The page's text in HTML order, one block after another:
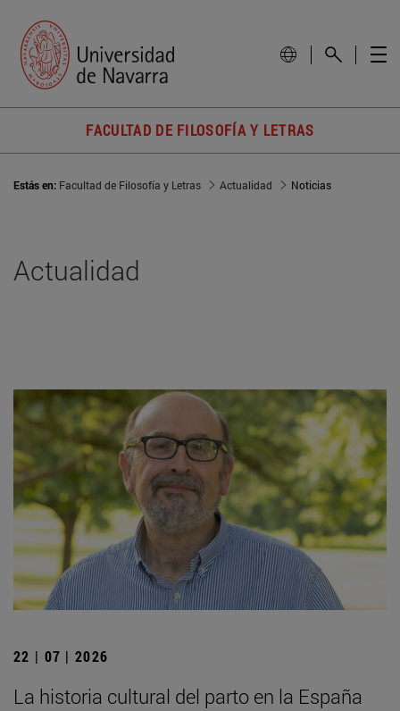
FACULTAD DE FILOSOFÍA Y LETRAS
Estás en: Facultad de Filosofía y Letras Actualidad Noticias
Actualidad
22 | 07 | 2026
La historia cultural del parto en la España